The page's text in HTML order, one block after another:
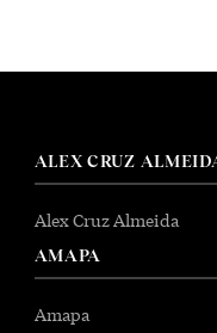
ALEX CRUZ
Alex Cruz Almeida
AMAPA
Amapa